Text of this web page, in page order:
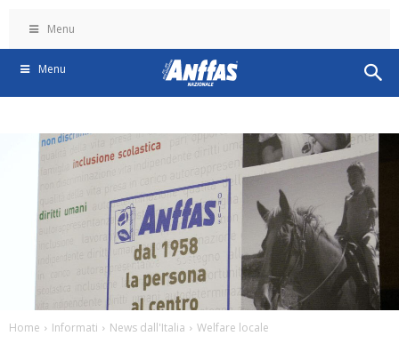
Menu
Menu
Home Informati News dall'Italia Welfare locale